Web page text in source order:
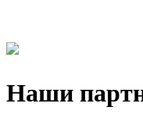
Наши